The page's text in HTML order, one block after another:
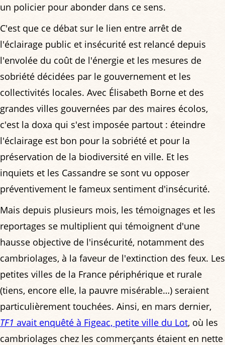
un policier pour abonder dans ce sens.
C'est que ce débat sur le lien entre arrêt de
l'éclairage public et insécurité est relancé depuis
l'envolée du coût de l'énergie et les mesures de
sobriété décidées par le gouvernement et les
collectivités locales. Avec Élisabeth Borne et des
grandes villes gouvernées par des maires écolos,
c'est la doxa qui s'est imposée partout : éteindre
l'éclairage est bon pour la sobriété et pour la
préservation de la biodiversité en ville. Et les
inquiets et les Cassandre se sont vu opposer
préventivement le fameux sentiment d'insécurité.
Mais depuis plusieurs mois, les témoignages et les
reportages se multiplient qui témoignent d'une
hausse objective de l'insécurité, notamment des
cambriolages, à la faveur de l'extinction des feux. Les
petites villes de la France périphérique et rurale
(tiens, encore elle, la pauvre misérable…) seraient
particulièrement touchées. Ainsi, en mars dernier,
TF1 avait enquêté à Figeac, petite ville du Lot, où les
cambriolages chez les commerçants étaient en nette